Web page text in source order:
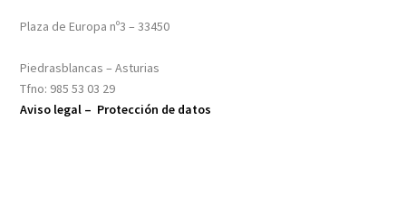
Plaza de Europa nº3 – 33450
Piedrasblancas – Asturias
Tfno: 985 53 03 29
Aviso legal – Protección de datos